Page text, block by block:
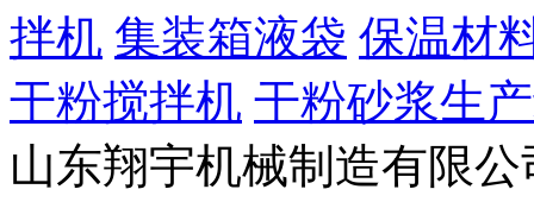
拌机 集装箱液袋 保温材
干粉搅拌机 干粉砂浆生
山东翔宇机械制造有限